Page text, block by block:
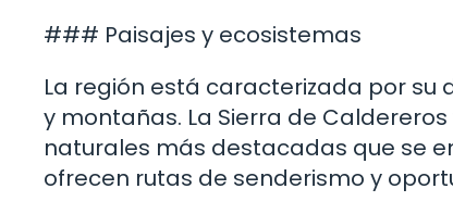
### Paisajes y ecosistemas
La región está caracterizada por su
y montañas. La Sierra de
naturales más destacadas que se
ofrecen rutas de senderismo y